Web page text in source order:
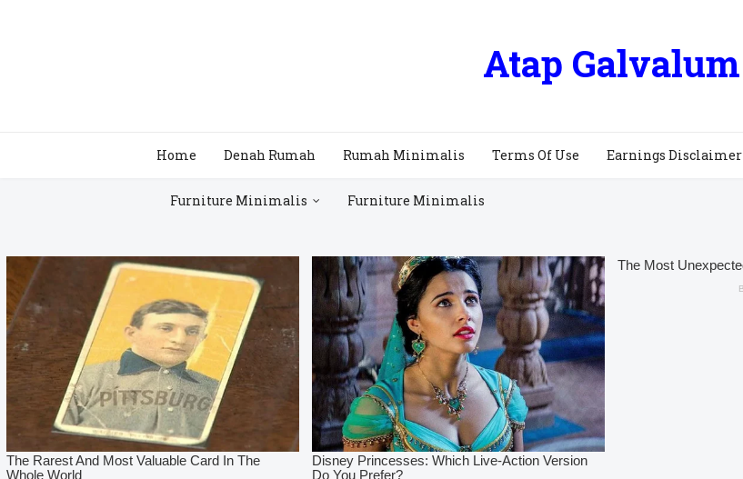
Atap Galvalum
Home Denah Rumah Rumah Minimalis Terms Of Use Earnings Disclaimer
Furniture Minimalis Furniture Minimalis